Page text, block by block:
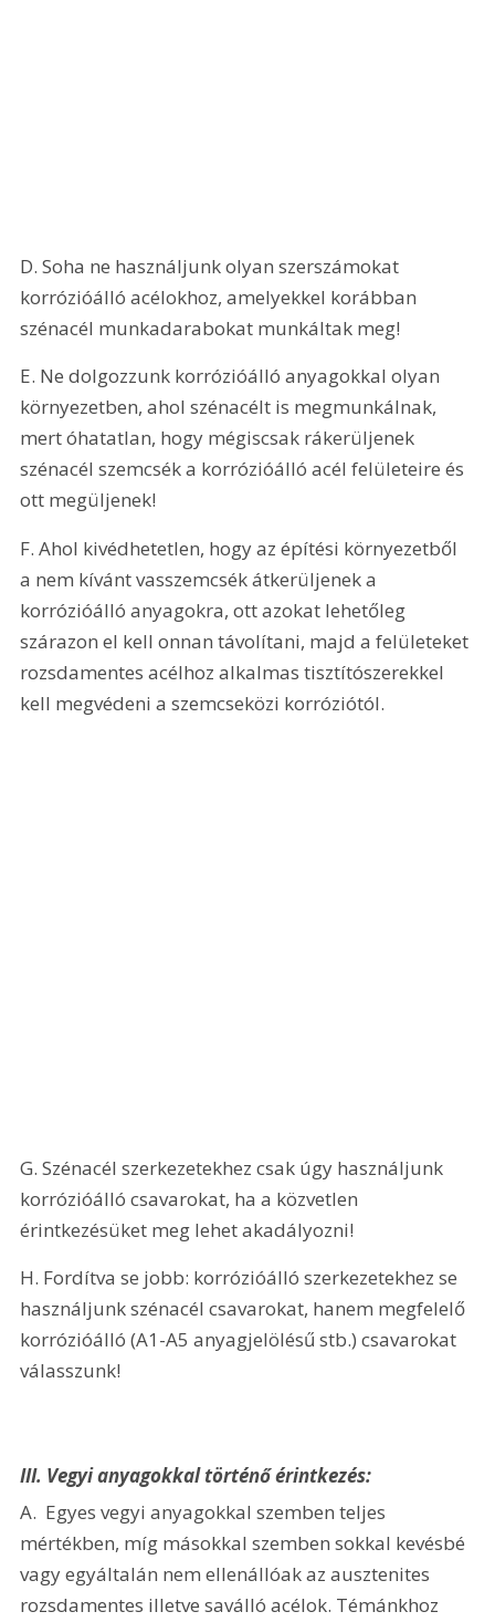
D. Soha ne használjunk olyan szerszámokat
korrózióálló acélokhoz, amelyekkel korábban
szénacél munkadarabokat munkáltak meg!
E. Ne dolgozzunk korrózióálló anyagokkal olyan
környezetben, ahol szénacélt is megmunkálnak,
mert óhatatlan, hogy mégiscsak rákerüljenek
szénacél szemcsék a korrózióálló acél felületeire és
ott megüljenek!
F. Ahol kivédhetetlen, hogy az építési környezetből
a nem kívánt vasszemcsék átkerüljenek a
korrózióálló anyagokra, ott azokat lehetőleg
szárazon el kell onnan távolítani, majd a felületeket
rozsdamentes acélhoz alkalmas tisztítószerekkel
kell megvédeni a szemcseközi korróziótól.
G. Szénacél szerkezetekhez csak úgy használjunk
korrózióálló csavarokat, ha a közvetlen
érintkezésüket meg lehet akadályozni!
H. Fordítva se jobb: korrózióálló szerkezetekhez se
használjunk szénacél csavarokat, hanem megfelelő
korrózióálló (A1-A5 anyagjelölésű stb.) csavarokat
válasszunk!
III. Vegyi anyagokkal történő érintkezés:
A.  Egyes vegyi anyagokkal szemben teljes
mértékben, míg másokkal szemben sokkal kevésbé
vagy egyáltalán nem ellenállóak az ausztenites
rozsdamentes illetve saválló acélok. Témánkhoz